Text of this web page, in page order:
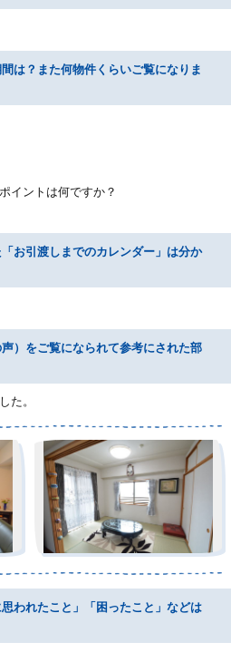
は？また何物件くらいご覧になりま
イントは何ですか？
お引渡しまでのカレンダー」は分か
）をご覧になられて参考にされた部
た。
われたこと」「困ったこと」などは